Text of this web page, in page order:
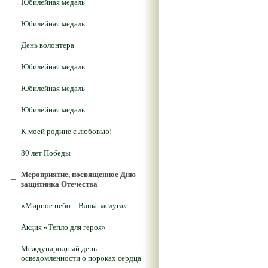
Юбилейная медаль
Юбилейная медаль
День волонтера
Юбилейная медаль
Юбилейная медаль
Юбилейная медаль
К моей родине с любовью!
80 лет Победы
Мероприятие, посвященное Дню
защитника Отечества
«Мирное небо – Ваша заслуга»
Акция «Тепло для героя»
Международный день
осведомленности о пороках сердца